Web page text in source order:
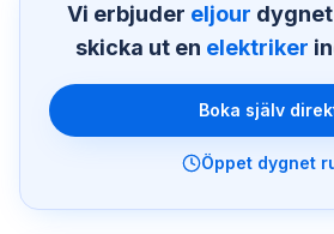
Vi erbjuder eljour
skicka ut en elektriker
Boka själv
Öppet dygnet